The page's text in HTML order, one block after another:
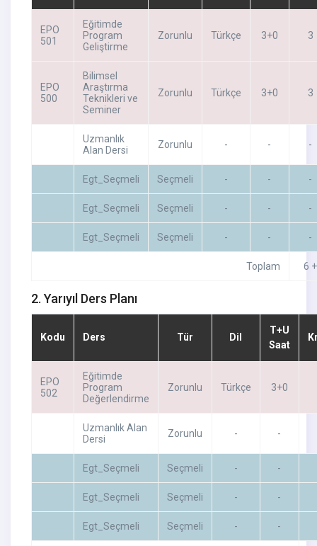
EPO
501
Eğitimde
Program
Geliştirme
Zorunlu Türkçe 3+0 3
EPO
500
Bilimsel
Araştırma
Teknikleri ve
Seminer
Zorunlu Türkçe 3+0 3
Uzmanlık
Alan Dersi
Zorunlu - - -
Egt_Seçmeli Seçmeli - - -
Egt_Seçmeli Seçmeli - - -
Egt_Seçmeli Seçmeli - - -
Toplam 6 +
2. Yarıyıl Ders Planı
Kodu Ders Tür Dil
T+U
Saat
EPO
502
Eğitimde
Program
Değerlendirme
Zorunlu Türkçe 3+0
Uzmanlık Alan
Dersi
Zorunlu - -
Egt_Seçmeli Seçmeli - -
Egt_Seçmeli Seçmeli - -
Egt_Seçmeli Seçmeli - -